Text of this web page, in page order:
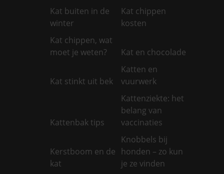
Kat buiten in de
winter
Kat chippen
kosten
Kat chippen, wat
moet je weten?
Kat en chocolade
Kat stinkt uit bek
Katten en
vuurwerk
Kattenbak tips
Kattenziekte: het
belang van
vaccinaties
Kerstboom en de
kat
Knobbels bij
honden – zo kun
je ze vinden